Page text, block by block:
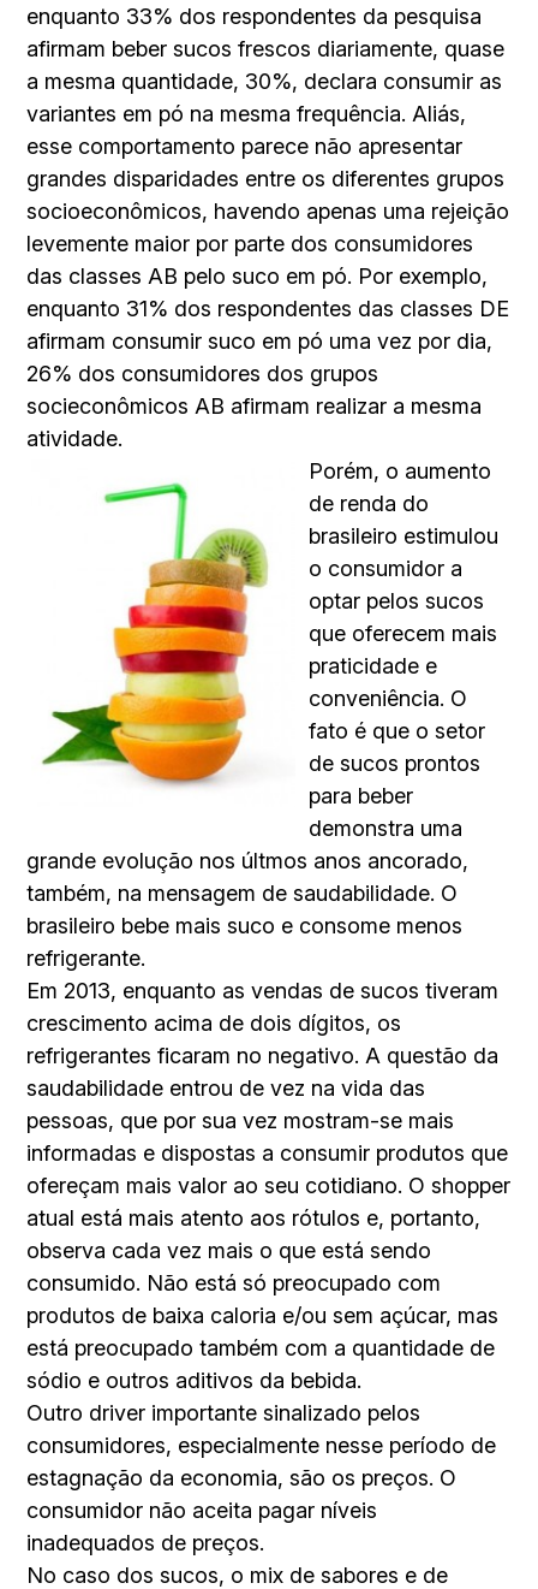
enquanto 33% dos respondentes da pesquisa
afirmam beber sucos frescos diariamente, quase
a mesma quantidade, 30%, declara consumir as
variantes em pó na mesma frequência. Aliás,
esse comportamento parece não apresentar
grandes disparidades entre os diferentes grupos
socioeconômicos, havendo apenas uma rejeição
levemente maior por parte dos consumidores
das classes AB pelo suco em pó. Por exemplo,
enquanto 31% dos respondentes das classes DE
afirmam consumir suco em pó uma vez por dia,
26% dos consumidores dos grupos
socieconômicos AB afirmam realizar a mesma
atividade.
Porém, o aumento
de renda do
brasileiro estimulou
o consumidor a
optar pelos sucos
que oferecem mais
praticidade e
conveniência. O
fato é que o setor
de sucos prontos
para beber
demonstra uma
grande evolução nos últmos anos ancorado,
também, na mensagem de saudabilidade. O
brasileiro bebe mais suco e consome menos
refrigerante.
Em 2013, enquanto as vendas de sucos tiveram
crescimento acima de dois dígitos, os
refrigerantes ficaram no negativo. A questão da
saudabilidade entrou de vez na vida das
pessoas, que por sua vez mostram-se mais
informadas e dispostas a consumir produtos que
ofereçam mais valor ao seu cotidiano. O shopper
atual está mais atento aos rótulos e, portanto,
observa cada vez mais o que está sendo
consumido. Não está só preocupado com
produtos de baixa caloria e/ou sem açúcar, mas
está preocupado também com a quantidade de
sódio e outros aditivos da bebida.
Outro driver importante sinalizado pelos
consumidores, especialmente nesse período de
estagnação da economia, são os preços. O
consumidor não aceita pagar níveis
inadequados de preços.
No caso dos sucos, o mix de sabores e de